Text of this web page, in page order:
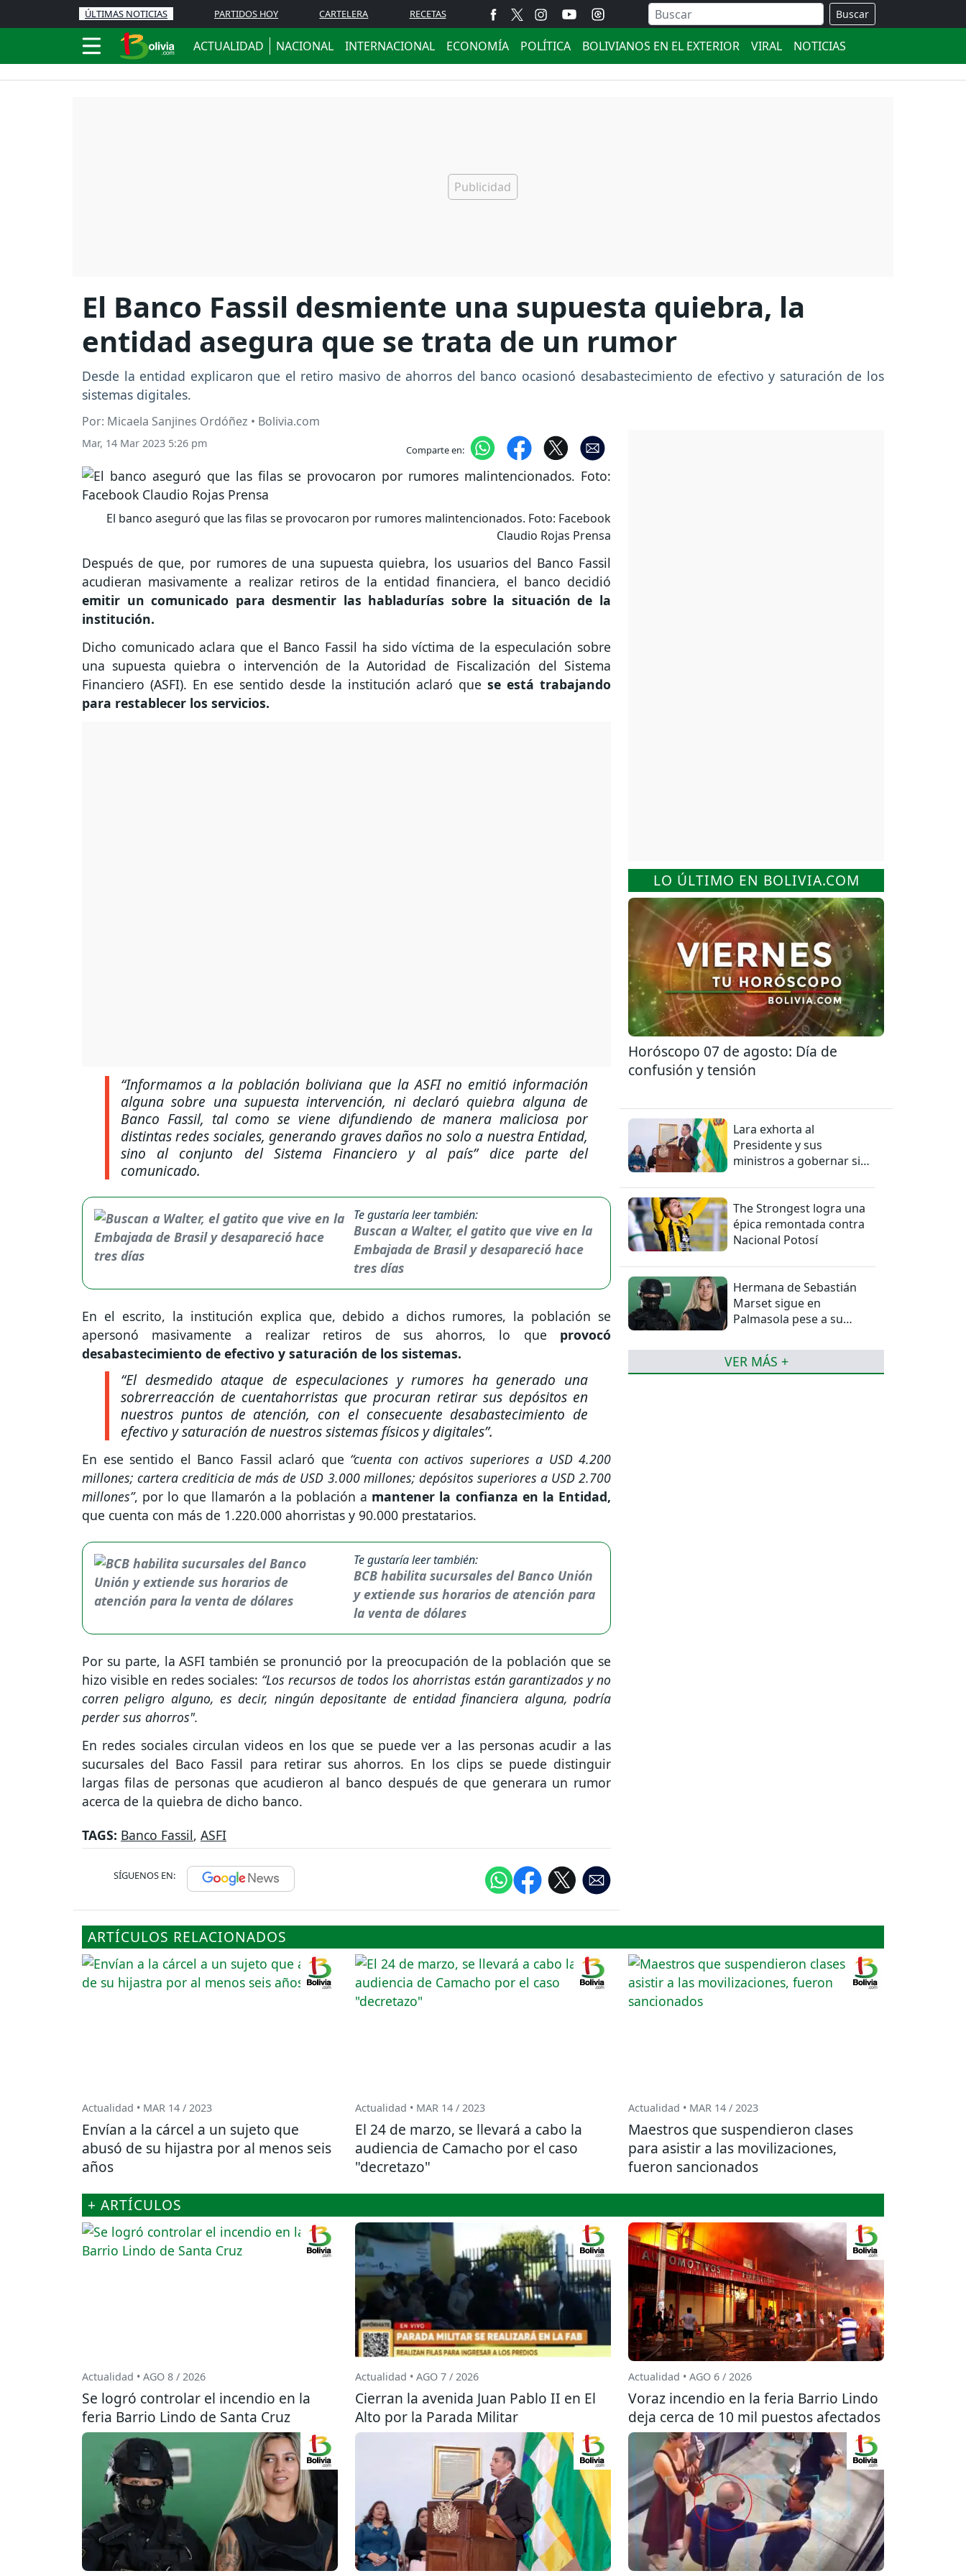
ÚLTIMAS NOTICIAS PARTIDOS HOY CARTELERA RECETAS Buscar
ACTUALIDAD NACIONAL INTERNACIONAL ECONOMÍA POLÍTICA BOLIVIANOS EN EL EXTERIOR VIRAL NOTICIAS
El Banco Fassil desmiente una supuesta quiebra, la
entidad asegura que se trata de un rumor
Desde la entidad explicaron que el retiro masivo de ahorros del banco ocasionó desabastecimiento de efectivo y saturación de los
sistemas digitales.
Por: Micaela Sanjines Ordóñez • Bolivia.com
Mar, 14 Mar 2023 5:26 pm Comparte en:
El banco aseguró que las filas se provocaron por rumores malintencionados. Foto: Facebook
Claudio Rojas Prensa
Después de que, por rumores de una supuesta quiebra, los usuarios del Banco Fassil
acudieran masivamente a realizar retiros de la entidad financiera, el banco decidió
emitir un comunicado para desmentir las habladurías sobre la situación de la
institución.
Dicho comunicado aclara que el Banco Fassil ha sido víctima de la especulación sobre
una supuesta quiebra o intervención de la Autoridad de Fiscalización del Sistema
Financiero (ASFI). En ese sentido desde la institución aclaró que se está trabajando
para restablecer los servicios.
“Informamos a la población boliviana que la ASFI no emitió información
alguna sobre una supuesta intervención, ni declaró quiebra alguna de
Banco Fassil, tal como se viene difundiendo de manera maliciosa por
distintas redes sociales, generando graves daños no solo a nuestra Entidad,
sino al conjunto del Sistema Financiero y al país”dice parte del
comunicado.
Te gustaría leer también:
Buscan a Walter, el gatito que vive en la
Embajada de Brasil y desapareció hace
tres días
En el escrito, la institución explica que, debido a dichos rumores, la población se
apersonó masivamente a realizar retiros de sus ahorros, lo que provocó
desabastecimiento de efectivo y saturación de los sistemas.
“El desmedido ataque de especulaciones y rumores ha generado una
sobrerreacción de cuentahorristas que procuran retirar sus depósitos en
nuestros puntos de atención, con el consecuente desabastecimiento de
efectivo y saturación de nuestros sistemas físicos y digitales”.
En ese sentido el Banco Fassil aclaró que “cuenta con activos superiores a USD 4.200
millones; cartera crediticia de más de USD 3.000 millones; depósitos superiores a USD 2.700
millones”, por lo que llamarón a la población a mantener la confianza en la Entidad,
que cuenta con más de 1.220.000 ahorristas y 90.000 prestatarios.
Te gustaría leer también:
BCB habilita sucursales del Banco Unión
y extiende sus horarios de atención para
la venta de dólares
Por su parte, la ASFI también se pronunció por la preocupación de la población que se
hizo visible en redes sociales: “Los recursos de todos los ahorristas están garantizados y no
corren peligro alguno, es decir, ningún depositante de entidad financiera alguna, podría
perder sus ahorros".
En redes sociales circulan videos en los que se puede ver a las personas acudir a las
sucursales del Baco Fassil para retirar sus ahorros. En los clips se puede distinguir
largas filas de personas que acudieron al banco después de que generara un rumor
acerca de la quiebra de dicho banco.
TAGS: Banco Fassil, ASFI
SÍGUENOS EN:
LO ÚLTIMO EN BOLIVIA.COM
Horóscopo 07 de agosto: Día de
confusión y tensión
Lara exhorta al
Presidente y sus
ministros a gobernar sin
The Strongest logra una
épica remontada contra
Nacional Potosí
Hermana de Sebastián
Marset sigue en
Palmasola pese a su
VER MÁS +
ARTÍCULOS RELACIONADOS
Actualidad • MAR 14 / 2023
Envían a la cárcel a un sujeto que
abusó de su hijastra por al menos seis
años
Actualidad • MAR 14 / 2023
El 24 de marzo, se llevará a cabo la
audiencia de Camacho por el caso
"decretazo"
Actualidad • MAR 14 / 2023
Maestros que suspendieron clases
para asistir a las movilizaciones,
fueron sancionados
+ ARTÍCULOS
Actualidad • AGO 8 / 2026
Se logró controlar el incendio en la
feria Barrio Lindo de Santa Cruz
Actualidad • AGO 7 / 2026
Cierran la avenida Juan Pablo II en El
Alto por la Parada Militar
Actualidad • AGO 6 / 2026
Voraz incendio en la feria Barrio Lindo
deja cerca de 10 mil puestos afectados